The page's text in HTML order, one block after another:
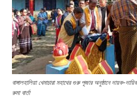
বাঙ্গালহালিয়া খেমাচারা মহাথের গুরু পূজার অনুষ্ঠানে দায়ক-
রুমা বার্তা